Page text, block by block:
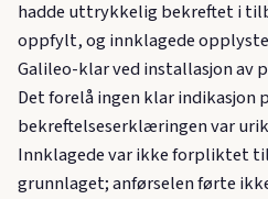
hadde uttrykkelig bekreftet i
oppfylt, og innklagede
Galileo-klar ved installasjon av
Det forelå ingen klar indikasjon
bekreftelseserklæringen var
Innklagede var ikke forpliktet
grunnlaget; anførselen førte